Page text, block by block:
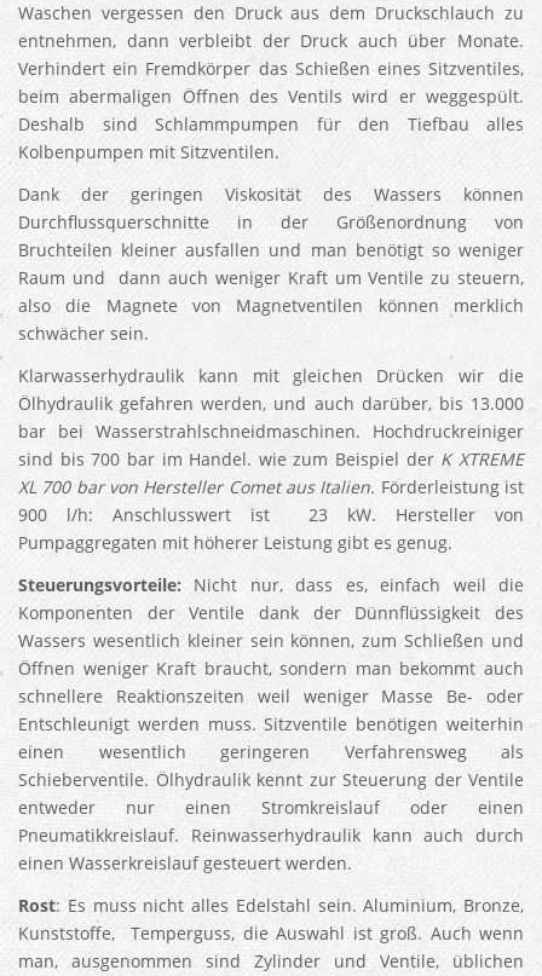
Waschen vergessen den Druck aus dem Druckschlauch zu
entnehmen, dann verbleibt der Druck auch über Monate.
Verhindert ein Fremdkörper das Schießen eines Sitzventiles,
beim abermaligen Öffnen des Ventils wird er weggespült.
Deshalb sind Schlammpumpen für den Tiefbau alles
Kolbenpumpen mit Sitzventilen.
Dank der geringen Viskosität des Wassers können
Durchflussquerschnitte in der Größenordnung von
Bruchteilen kleiner ausfallen und man benötigt so weniger
Raum und dann auch weniger Kraft um Ventile zu steuern,
also die Magnete von Magnetventilen können merklich
schwächer sein.
Klarwasserhydraulik kann mit gleichen Drücken wir die
Ölhydraulik gefahren werden, und auch darüber, bis 13.000
bar bei Wasserstrahlschneidmaschinen. Hochdruckreiniger
sind bis 700 bar im Handel. wie zum Beispiel derK XTREME
XL 700 barvon Hersteller Comet aus Italien. Förderleistung ist
900 l/h: Anschlusswert ist 23 kW. Hersteller von
Pumpaggregaten mit höherer Leistung gibt es genug.
Steuerungsvorteile: Nicht nur, dass es, einfach weil die
Komponenten der Ventile dank der Dünnflüssigkeit des
Wassers wesentlich kleiner sein können, zum Schließen und
Öffnen weniger Kraft braucht, sondern man bekommt auch
schnellere Reaktionszeiten weil weniger Masse Be- oder
Entschleunigt werden muss. Sitzventile benötigen weiterhin
einen wesentlich geringeren Verfahrensweg als
Schieberventile. Ölhydraulik kennt zur Steuerung der Ventile
entweder nur einen Stromkreislauf oder einen
Pneumatikkreislauf. Reinwasserhydraulik kann auch durch
einen Wasserkreislauf gesteuert werden.
Rost: Es muss nicht alles Edelstahl sein. Aluminium, Bronze,
Kunststoffe, Temperguss, die Auswahl ist groß. Auch wenn
man, ausgenommen sind Zylinder und Ventile, üblichen